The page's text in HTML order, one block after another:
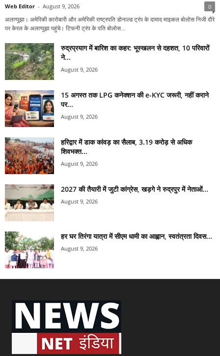
Web Editor - August 9, 2026 0
अलाप्पुझा। अमेरिकी कारोबारी और अमेरिकी राष्ट्रपति डोनाल्ड ट्रंप के दामाद माइकल बोलोस निजी दौरे
पर केरल के अलाप्पुझा पहुंचे। टिफनी ट्रंप के पति बोलोस...
रुद्रप्रयाग में बारिश का कहर: भूस्खलन से दहशत, 10 परिवारों
ने...
August 9, 2026
15 अगस्त तक LPG कनेक्शन की e-KYC जरूरी, नहीं कराने
पर...
August 9, 2026
हरिद्वार में डाक कांवड़ का सैलाब, 3.19 करोड़ से अधिक
शिवभक्त...
August 9, 2026
2027 की तैयारी में जुटी कांग्रेस, खड़गे ने रुद्रपुर में नेताओं...
August 9, 2026
हर घर तिरंगा यात्रा में सीएम धामी का आह्वान, स्वतंत्रता दिवस...
August 9, 2026